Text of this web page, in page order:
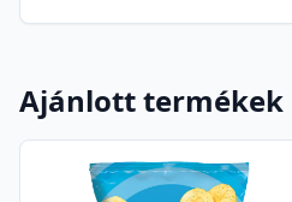
Ajánlott termékek